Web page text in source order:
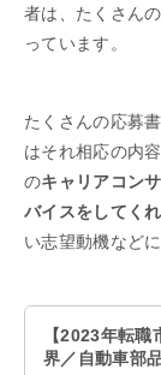
者は、たくさん
っています。
たくさんの応募
はそれ相応の内
のキャリアコン
バイスをしてくれ
い志望動機など
【2023年転
界／自動車部